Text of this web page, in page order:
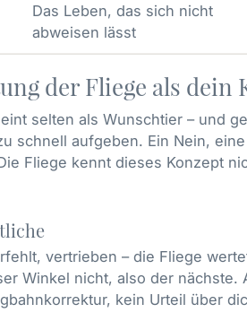
Das Leben, das sich nicht
abweisen lässt
der Fliege als dein
selten als Wunschtier – und
schnell aufgeben. Ein Nein,
Fliege kennt dieses Konzept
vertrieben – die Fliege
Winkel nicht, also der nächste.
kein Urteil über